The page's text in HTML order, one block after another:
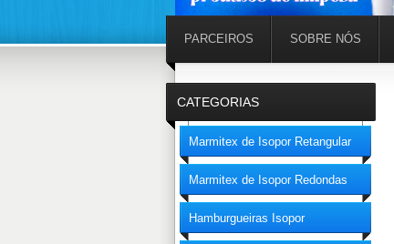
CATEGORIAS
Marmitex de Isopor Retangular
Marmitex de Isopor Redondas
Hamburgueiras Isopor
PARCEIROS SOBRE NÓS